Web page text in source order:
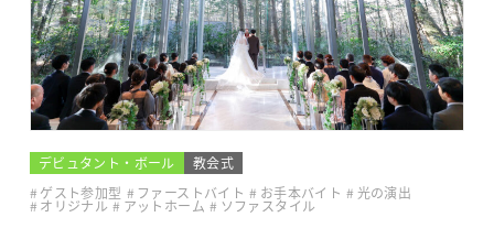
デビュタント・ボール
教会式
ゲスト参加型
ファーストバイト お手本バイト 光の演出
オリジナル アットホーム
ソファスタイル